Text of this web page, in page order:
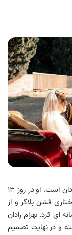
ازدواج وی از مهمترین بخش‌های بیوگرافی بهرام رادان است. او در روز ۱۳
مختاری فشن بلاگر و از
ای کرد. بهرام رادان
و در نهایت تصمیم